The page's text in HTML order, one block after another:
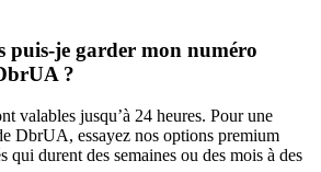
puis-je garder mon numéro
?
valables jusqu’à 24 heures. Pour une
DbrUA, essayez nos options premium
qui durent des semaines ou des mois à des